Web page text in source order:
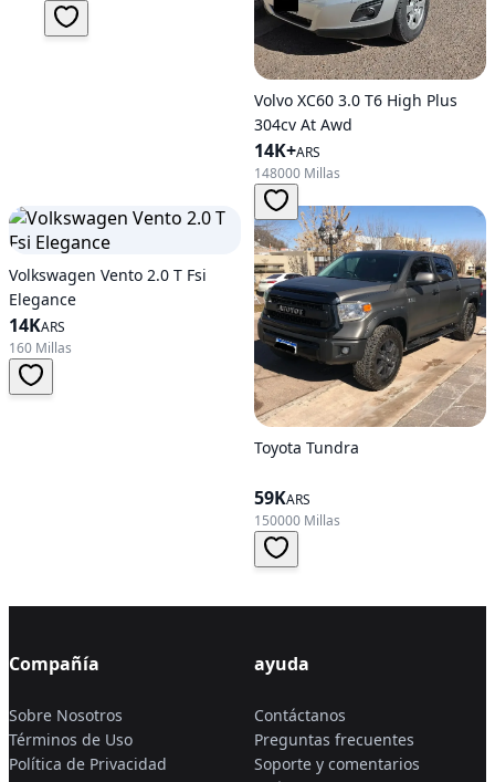
Volvo XC60 3.0 T6 High Plus
304cv At Awd
14K+ARS
148000 Millas
Volkswagen Vento 2.0 T Fsi
Elegance
14KARS
160 Millas
Toyota Tundra
59KARS
150000 Millas
Compañía
Sobre Nosotros
Términos de Uso
Política de Privacidad
ayuda
Contáctanos
Preguntas frecuentes
Soporte y comentarios